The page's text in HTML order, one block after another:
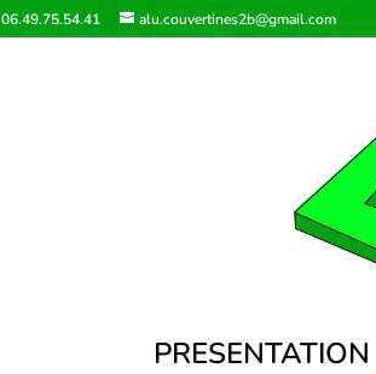
06.49.75.54.41 alu.couvertines2b@gmail.com
PRESENTATION